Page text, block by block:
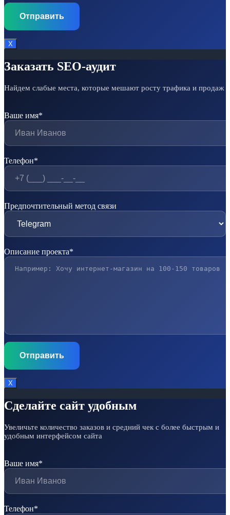
Х
Заказать SEO-аудит
Найдем слабые места, которые мешают росту трафика и продаж
Ваше имя*
Телефон*
Предпочтительный метод связи
Описание проекта*
Х
Сделайте сайт удобным
Увеличьте количество заказов и средний чек с более быстрым и
удобным интерфейсом сайта
Ваше имя*
Телефон*